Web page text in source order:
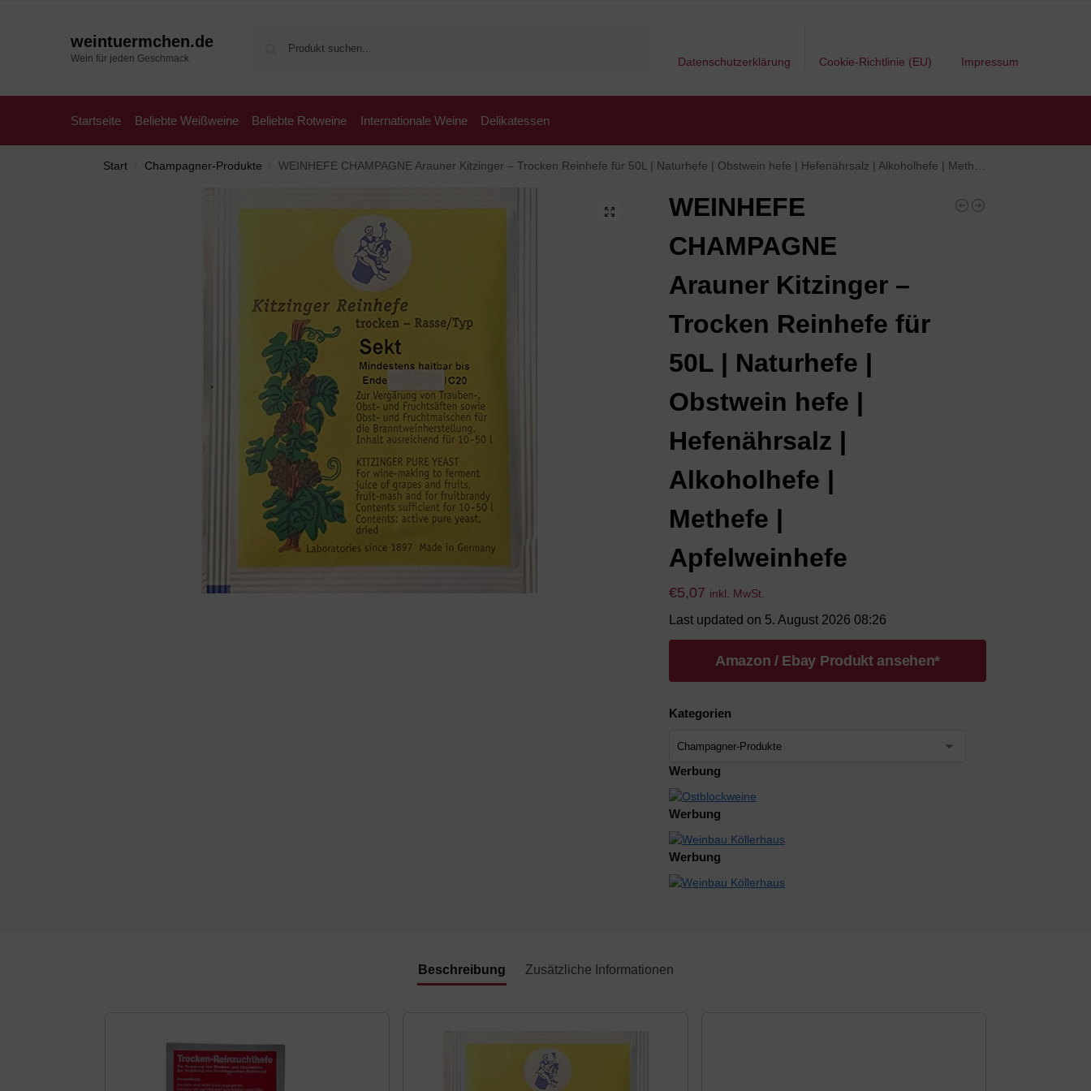
weintuermchen.de
Wein für jeden Geschmack Datenschutzerklärung Cookie-Richtlinie (EU) Impressum
Startseite Beliebte Weißweine Beliebte Rotweine Internationale Weine Delikatessen
Start Champagner-Produkte WEINHEFE CHAMPAGNE Arauner Kitzinger – Trocken Reinhefe für 50L | Naturhefe | Obstwein hefe | Hefenährsalz | Alkoholhefe | Methefe | Apfelweinhefe
WEINHEFE
CHAMPAGNE
Arauner Kitzinger –
Trocken Reinhefe für
50L | Naturhefe |
Obstwein hefe |
Hefenährsalz |
Alkoholhefe |
Methefe |
Apfelweinhefe
€5,07 inkl. MwSt.
Last updated on 5. August 2026 08:26
Amazon / Ebay Produkt ansehen*
Kategorien
Werbung
Werbung
Werbung
Beschreibung Zusätzliche Informationen